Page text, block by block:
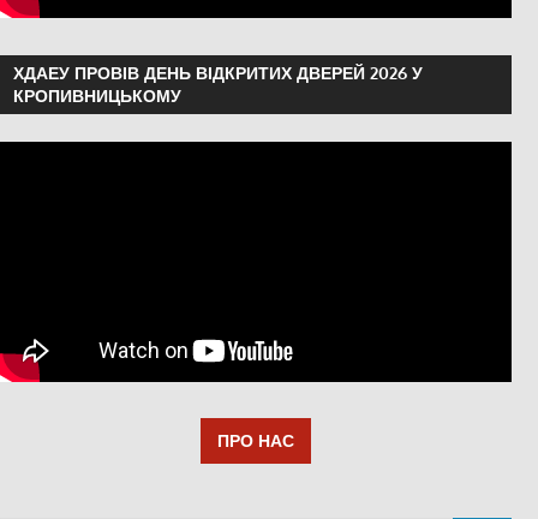
ХДАЕУ ПРОВІВ ДЕНЬ ВІДКРИТИХ ДВЕРЕЙ 2026 У
КРОПИВНИЦЬКОМУ
ПРО НАС